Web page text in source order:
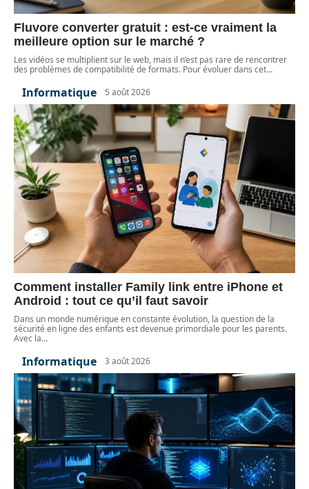
Fluvore converter gratuit : est-ce vraiment la
meilleure option sur le marché ?
Les vidéos se multiplient sur le web, mais il n’est pas rare de rencontrer
des problèmes de compatibilité de formats. Pour évoluer dans cet…
Informatique 5 août 2026
Comment installer Family link entre iPhone et
Android : tout ce qu’il faut savoir
Dans un monde numérique en constante évolution, la question de la
sécurité en ligne des enfants est devenue primordiale pour les parents.
Avec la…
Informatique 3 août 2026